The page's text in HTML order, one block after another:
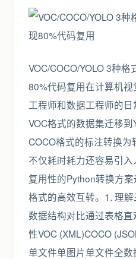
VOC/COCO/YOLO 3种
80%代码复用在计算机
工程师和数据工程师的
VOC格式的数据集迁移
COCO格式的标注转换
不仅耗时耗力还容易引
复用性的Python转换方
格式的高效互转。1. 理
数据结构对比通过表格
性VOC (XML)COCO
单文件单图片单文件全